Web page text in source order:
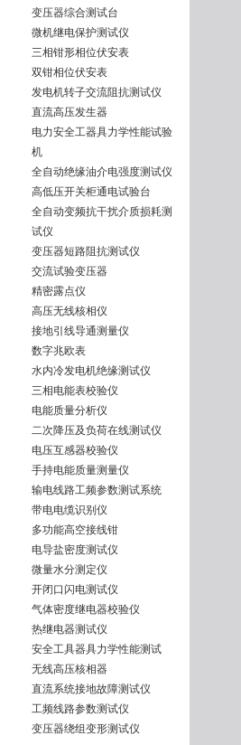
变压器综合测试台
微机继电保护测试仪
三相钳形相位伏安表
双钳相位伏安表
发电机转子交流阻抗测试仪
直流高压发生器
电力安全工器具力学性能试验
机
全自动绝缘油介电强度测试仪
高低压开关柜通电试验台
全自动变频抗干扰介质损耗测
试仪
变压器短路阻抗测试仪
交流试验变压器
精密露点仪
高压无线核相仪
接地引线导通测量仪
数字兆欧表
水内冷发电机绝缘测试仪
三相电能表校验仪
电能质量分析仪
二次降压及负荷在线测试仪
电压互感器校验仪
手持电能质量测量仪
输电线路工频参数测试系统
带电电缆识别仪
多功能高空接线钳
电导盐密度测试仪
微量水分测定仪
开闭口闪电测试仪
气体密度继电器校验仪
热继电器测试仪
安全工具器具力学性能测试
无线高压核相器
直流系统接地故障测试仪
工频线路参数测试仪
变压器绕组变形测试仪